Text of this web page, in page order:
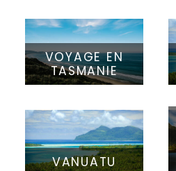
VOYAGE EN
TASMANIE
VANUATU